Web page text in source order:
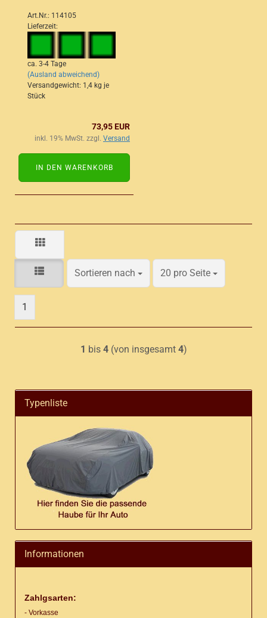
Art.Nr.: 114105
Lieferzeit:
ca. 3-4 Tage
(Ausland abweichend)
Versandgewicht: 1,4 kg je
Stück
73,95 EUR
inkl. 19% MwSt. zzgl. Versand
IN DEN WARENKORB
Sortieren nach
Sortieren nach 20 pro Seite
pro Seite
1
1 bis 4(von insgesamt 4)
Typenliste
Informationen
Zahlgsarten:
- Vorkasse